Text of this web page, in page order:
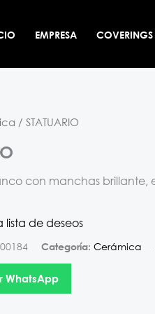
EMPRESA COVERINGS
/ STATUARIO
con manchas brillante,
lista de deseos
Categoría: Cerámica
WhatsApp